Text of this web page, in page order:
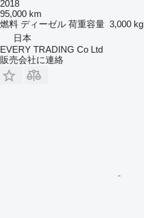
2018
95,000 km
燃料 ディーゼル 荷重容量 3,000 kg
日本
EVERY TRADING Co Ltd
販売会社に連絡